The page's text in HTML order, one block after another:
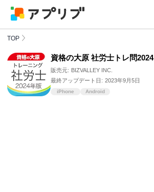
TOP
資格の大原 社労士トレ問2024
販売元: BIZVALLEY INC.
最終アップデート日: 2023年9月5日
iPhone Android